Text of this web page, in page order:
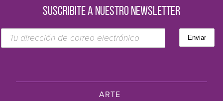
SUSCRIBITE A NUESTRO NEWSLETTER
ARTE